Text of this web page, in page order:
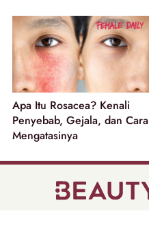
Apa Itu Rosacea? Kenali
Penyebab, Gejala, dan Cara
Mengatasinya